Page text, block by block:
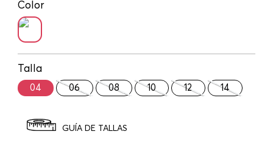
Color
Talla
04 06 08 10 12 14
GUÍA DE TALLAS